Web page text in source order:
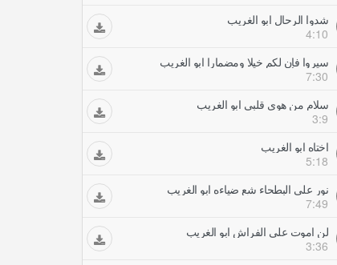
شدوا الرحال ابو الغريب
4:10
سيروا فإن لكم خيلا ومضمارا ابو الغريب
7:30
سلام من هوى قلبي ابو الغريب
3:9
اختاه ابو الغريب
5:18
نور على البطحاء شع ضياءه ابو الغريب
7:49
لن اموت على الفراش ابو الغريب
3:36